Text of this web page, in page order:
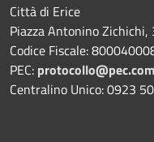
Città di Erice
Piazza Antonino
Codice Fiscale:
PEC:
Centralino Unico: 0923